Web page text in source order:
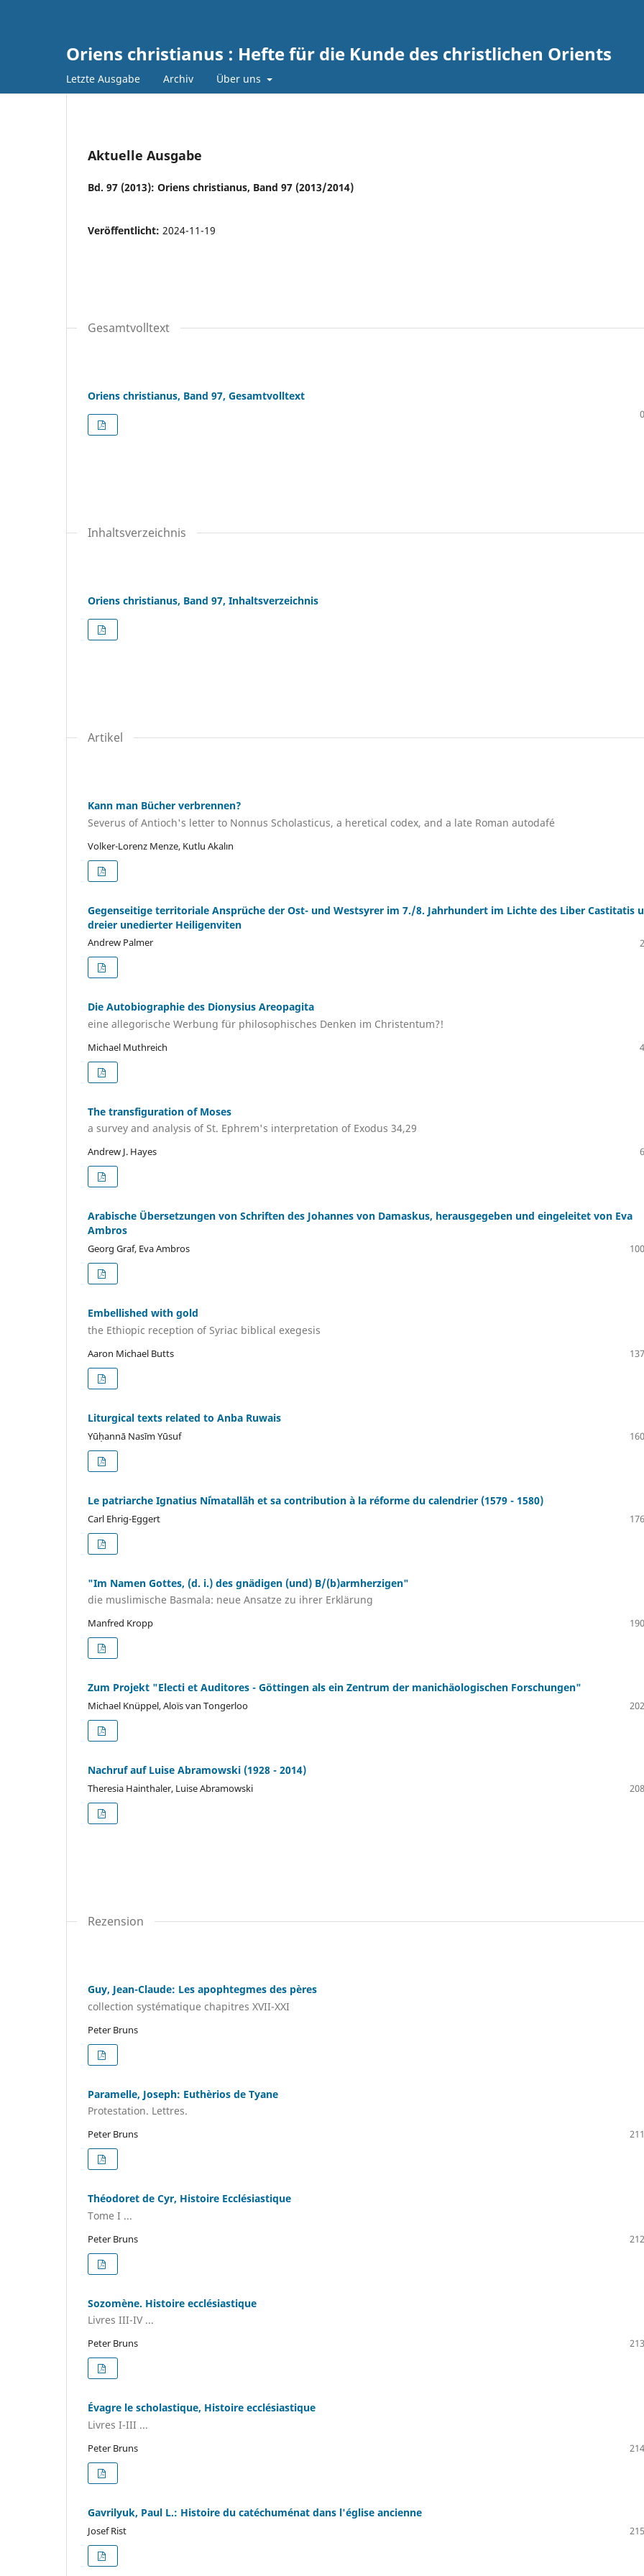
Oriens christianus : Hefte für die Kunde des christlichen Orients
Letzte Ausgabe Archiv Über uns
Aktuelle Ausgabe
Bd. 97 (2013): Oriens christianus, Band 97 (2013/2014)
Veröffentlicht: 2024-11-19
Gesamtvolltext
Oriens christianus, Band 97, Gesamtvolltext
Inhaltsverzeichnis
Oriens christianus, Band 97, Inhaltsverzeichnis
Artikel
Kann man Bücher verbrennen?
Severus of Antioch's letter to Nonnus Scholasticus, a heretical codex, and a late Roman autodafé
Volker-Lorenz Menze, Kutlu Akalın
Gegenseitige territoriale Ansprüche der Ost- und Westsyrer im 7./8. Jahrhundert im Lichte des Liber Castitatis
dreier unedierter Heiligenviten
Andrew Palmer
Die Autobiographie des Dionysius Areopagita
eine allegorische Werbung für philosophisches Denken im Christentum?!
Michael Muthreich
The transfiguration of Moses
a survey and analysis of St. Ephrem's interpretation of Exodus 34,29
Andrew J. Hayes
Arabische Übersetzungen von Schriften des Johannes von Damaskus, herausgegeben und eingeleitet von Eva
Ambros
Georg Graf, Eva Ambros
Embellished with gold
the Ethiopic reception of Syriac biblical exegesis
Aaron Michael Butts
Liturgical texts related to Anba Ruwais
Yūḥannā Nasīm Yūsuf
Le patriarche Ignatius Niʿmatallāh et sa contribution à la réforme du calendrier (1579 - 1580)
Carl Ehrig-Eggert
"Im Namen Gottes, (d. i.) des gnädigen (und) B/(b)armherzigen"
die muslimische Basmala: neue Ansatze zu ihrer Erklärung
Manfred Kropp
Zum Projekt "Electi et Auditores - Göttingen als ein Zentrum der manichäologischen Forschungen"
Michael Knüppel, Aloïs van Tongerloo
Nachruf auf Luise Abramowski (1928 - 2014)
Theresia Hainthaler, Luise Abramowski
Rezension
Guy, Jean-Claude: Les apophtegmes des pères
collection systématique chapitres XVII-XXI
Peter Bruns
Paramelle, Joseph: Euthèrios de Tyane
Protestation. Lettres.
Peter Bruns
Théodoret de Cyr, Histoire Ecclésiastique
Tome I ...
Peter Bruns
Sozomène. Histoire ecclésiastique
Livres III-IV ...
Peter Bruns
Évagre le scholastique, Histoire ecclésiastique
Livres I-III ...
Peter Bruns
Gavrilyuk, Paul L.: Histoire du catéchuménat dans l'église ancienne
Josef Rist